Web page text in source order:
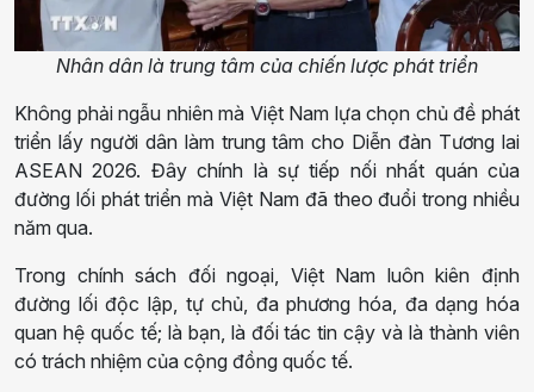
Nhân dân là trung tâm của chiến lược phát triển
Không phải ngẫu nhiên mà Việt Nam lựa chọn chủ đề phát
triển lấy người dân làm trung tâm cho Diễn đàn Tương lai
ASEAN 2026. Đây chính là sự tiếp nối nhất quán của
đường lối phát triển mà Việt Nam đã theo đuổi trong nhiều
năm qua.
Trong chính sách đối ngoại, Việt Nam luôn kiên định
đường lối độc lập, tự chủ, đa phương hóa, đa dạng hóa
quan hệ quốc tế; là bạn, là đối tác tin cậy và là thành viên
có trách nhiệm của cộng đồng quốc tế.